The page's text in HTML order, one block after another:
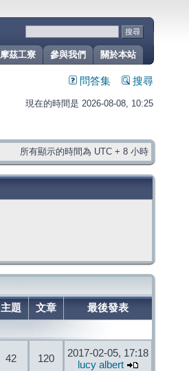
關於本站
參與我們
摩茲工寮
問答集 搜尋
現在的時間是 2026-08-08, 10:25
所有顯示的時間為 UTC + 8 小時
主題 文章
最後發表
42 120
2017-02-05, 17:18
lucy albert